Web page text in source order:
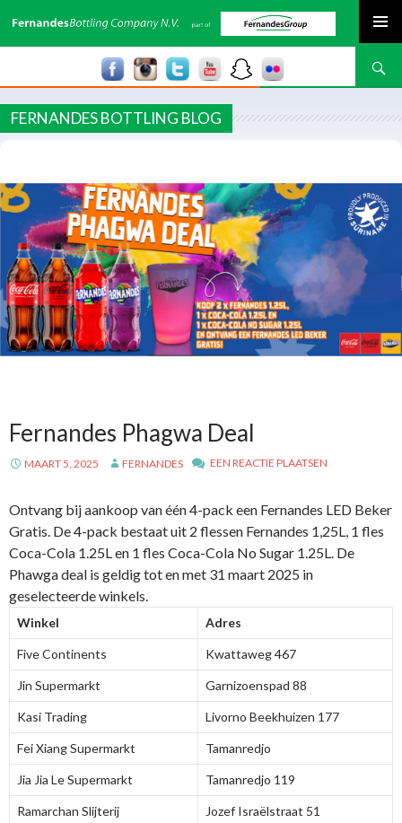
Zoeken
FERNANDES BOTTLING BLOG
Fernandes Phagwa Deal
MAART 5, 2025 FERNANDES EEN REACTIE PLAATSEN
Ontvang bij aankoop van één 4-pack een Fernandes LED Beker
Gratis. De 4-pack bestaat uit 2 flessen Fernandes 1,25L, 1 fles
Coca-Cola 1.25L en 1 fles Coca-Cola No Sugar 1.25L. De
Phawga deal is geldig tot en met 31 maart 2025 in
geselecteerde winkels.
Winkel Adres
Five Continents Kwattaweg 467
Jin Supermarkt Garnizoenspad 88
Kasi Trading Livorno Beekhuizen 177
Fei Xiang Supermarkt Tamanredjo
Jia Jia Le Supermarkt Tamanredjo 119
Ramarchan Slijterij Jozef Israëlstraat 51